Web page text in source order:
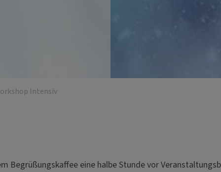
Intensiv
Begrüßungskaffee eine halbe Stunde vor